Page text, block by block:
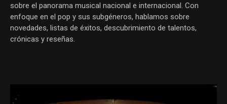
sobre el panorama musical nacional e internacional. Con
enfoque en el pop y sus subgéneros, hablamos sobre
novedades, listas de éxitos, descubrimiento de talentos,
crónicas y reseñas.